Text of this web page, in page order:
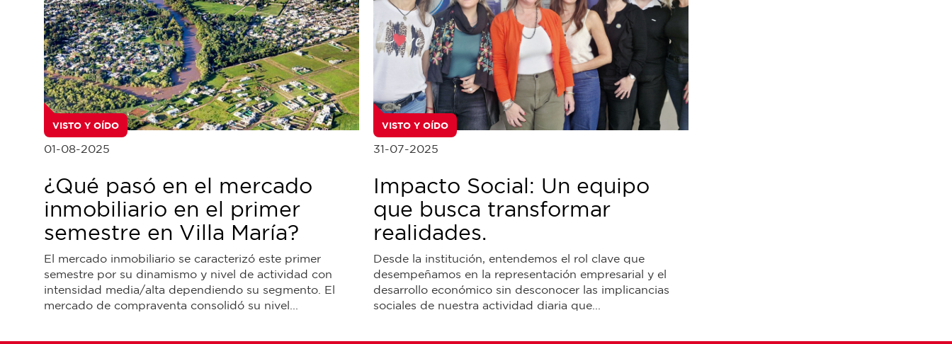
VISTO Y OÍDO
01-08-2025
¿Qué pasó en el mercado
inmobiliario en el primer
semestre en Villa María?
El mercado inmobiliario se caracterizó este primer
semestre por su dinamismo y nivel de actividad con
intensidad media/alta dependiendo su segmento. El
mercado de compraventa consolidó su nivel...
VISTO Y OÍDO
31-07-2025
Impacto Social: Un equipo
que busca transformar
realidades.
Desde la institución, entendemos el rol clave que
desempeñamos en la representación empresarial y el
desarrollo económico sin desconocer las implicancias
sociales de nuestra actividad diaria que...